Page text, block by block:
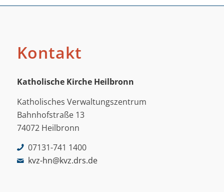
Kontakt
Katholische Kirche Heilbronn
Katholisches Verwaltungszentrum
Bahnhofstraße 13
74072 Heilbronn
07131-741 1400
kvz-hn@kvz.drs.de